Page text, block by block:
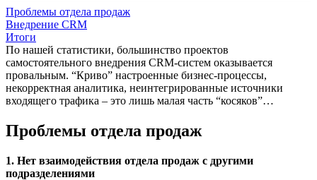
Проблемы отдела продаж
Внедрение CRM
Итоги
По нашей статистики, большинство проектов
самостоятельного внедрения CRM-систем оказывается
провальным. “Криво” настроенные бизнес-процессы,
некорректная аналитика, неинтегрированные источники
входящего трафика – это лишь малая часть “косяков”…
Проблемы отдела продаж
1. Нет взаимодействия отдела продаж с другими
подразделениями